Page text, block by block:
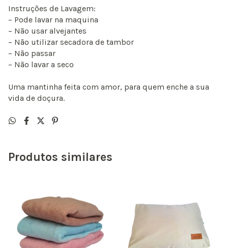
Instruções de Lavagem:
– Pode lavar na maquina
– Não usar alvejantes
– Não utilizar secadora de tambor
– Não passar
– Não lavar a seco
Uma mantinha feita com amor, para quem enche a sua
vida de doçura.
Produtos similares